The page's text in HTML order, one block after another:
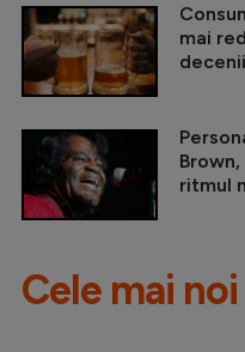
mai
ritmul
Cele mai